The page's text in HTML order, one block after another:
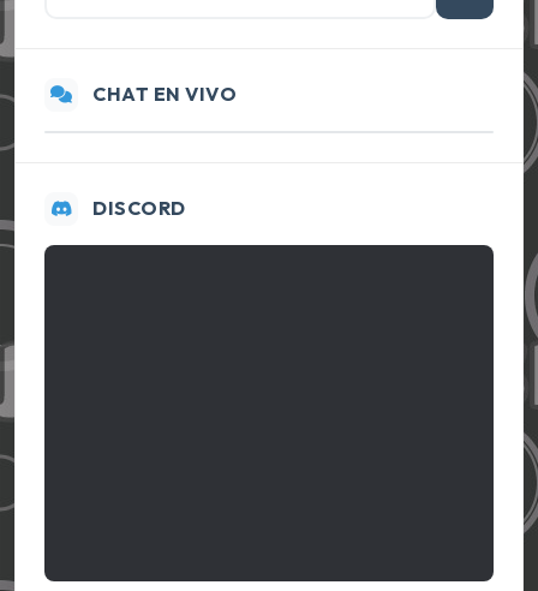
CHAT EN VIVO
DISCORD